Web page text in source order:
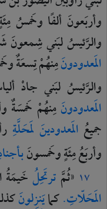
وأربَعونَ ألفًا وخَمسُ
والرَّئيسُلبَنيشِمعونَ
المَعدودونَمِنهُمْتِسعَةٌ
والرَّئيسُ لبَني جادْ
المَعدودونَمِنهُمْ خَمسَةٌ
جميعُ المَعدودينَ لمَحَلَّةِ
وأربَعُمِئَةٍوخَمسونَ
١٧ «ثُمَّترتَحِلُخَيمَةُ
المَحَلّاتِ.كمايَنزِلونَ